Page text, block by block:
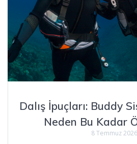
Dalış İpuçları: Buddy
Neden Bu Kadar
8 Temmuz 2026